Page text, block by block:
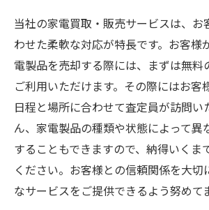
当社の家電買取・販売サービスは、お
わせた柔軟な対応が特長です。お客様
電製品を売却する際には、まずは無料
ご利用いただけます。その際にはお客
日程と場所に合わせて査定員が訪問い
ん、家電製品の種類や状態によって異
することもできますので、納得いくま
ください。お客様との信頼関係を大切
なサービスをご提供できるよう努めて